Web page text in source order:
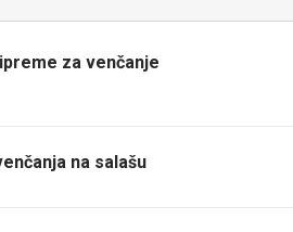
za venčanje
na salašu